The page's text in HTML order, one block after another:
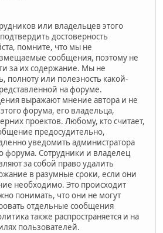
или владельцев этого
достоверность
помните, что мы не
сообщения, поэтому не
за их содержание. Мы не
полноту или полезность какой-
на форуме.
выражают мнение автора и не
форума, его владельца,
проектов. Любому, кто считает,
предосудительно,
уведомить администратора
форума. Сотрудники и владелец
за собой право удалить
в разумные сроки, если они
необходимо. Это происходит
понимать, что они не могут
отдельные сообщения
также распространяется и на
пользователей.